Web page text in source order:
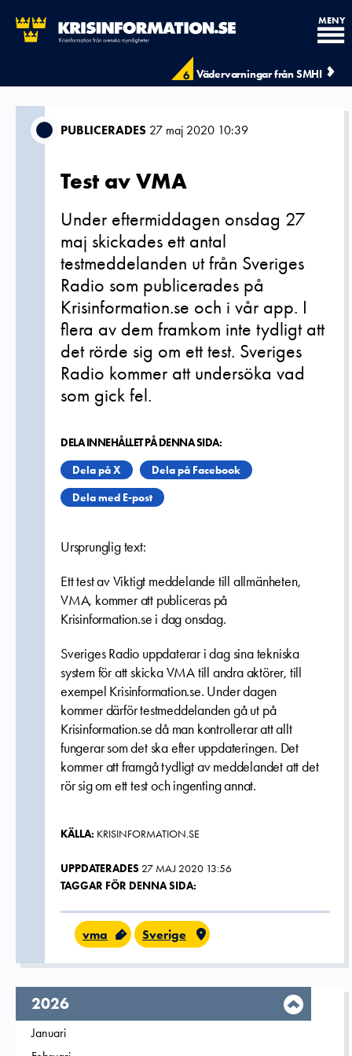
6 Vädervarningar från SMHI
MENY
PUBLICERADES 27 maj 2020 10:39
Test av VMA
Under eftermiddagen onsdag 27
maj skickades ett antal
testmeddelanden ut från Sveriges
Radio som publicerades på
Krisinformation.se och i vår app. I
flera av dem framkom inte tydligt att
det rörde sig om ett test. Sveriges
Radio kommer att undersöka vad
som gick fel.
DELA INNEHÅLLET PÅ DENNA SIDA:
Dela på X
Dela på Facebook
Dela med E-post
Ursprunglig text:
Ett test av Viktigt meddelande till allmänheten,
VMA, kommer att publiceras på
Krisinformation.se i dag onsdag.
Sveriges Radio uppdaterar i dag sina tekniska
system för att skicka VMA till andra aktörer, till
exempel Krisinformation.se. Under dagen
kommer därför testmeddelanden gå ut på
Krisinformation.se då man kontrollerar att allt
fungerar som det ska efter uppdateringen. Det
kommer att framgå tydligt av meddelandet att det
rör sig om ett test och ingenting annat.
KÄLLA: KRISINFORMATION.SE
UPPDATERADES 27 MAJ 2020 13:56
TAGGAR FÖR DENNA SIDA:
vma Sverige
År,
2026
Filtrera på
Januari